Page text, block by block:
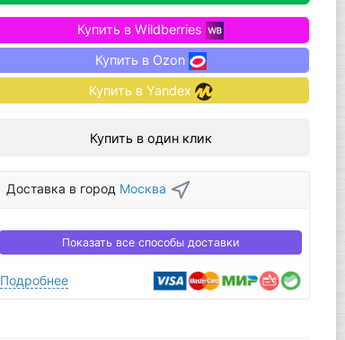
Купить в Wildberries
Купить в Ozon
Купить в Yandex
Купить в один клик
Доставка в город Москва
Показать все способы доставки
Подробнее